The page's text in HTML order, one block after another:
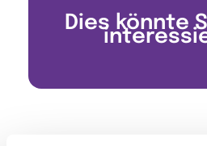
Dies könnte